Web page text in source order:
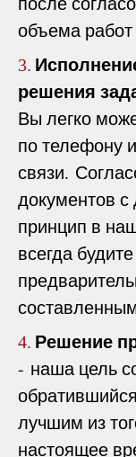
объема работ
3.
решения
Вы легко
по телефону
связи.
документов
принцип в
всегда
4. Решение
- наша цель
лучшим из
настоящее